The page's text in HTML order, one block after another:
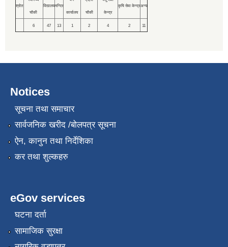
श्रोत
चौकी
विद्यालयमन्दिर
कार्यालय चौकी केन्द्र
कृषि सेवा केन्द्रअन्य
6 47 13 1 2 4 2 11
Notices
सूचना तथा समाचार
सार्वजनिक खरीद /बोलपत्र सूचना
ऐन, कानुन तथा निर्देशिका
कर तथा शुल्कहरु
eGov services
घटना दर्ता
सामाजिक सुरक्षा